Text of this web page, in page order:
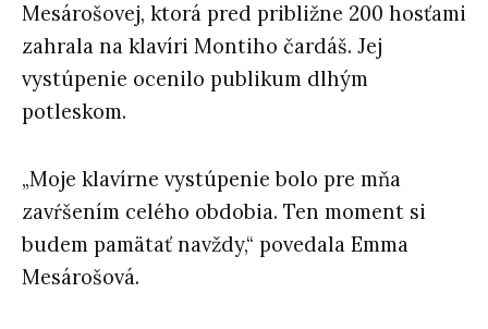
Mesárošovej, ktorá pred približne 200 hosťami
zahrala na klavíri Montiho čardáš. Jej
vystúpenie ocenilo publikum dlhým
potleskom.
„Moje klavírne vystúpenie bolo pre mňa
zavŕšením celého obdobia. Ten moment si
budem pamätať navždy,“ povedala Emma
Mesárošová.